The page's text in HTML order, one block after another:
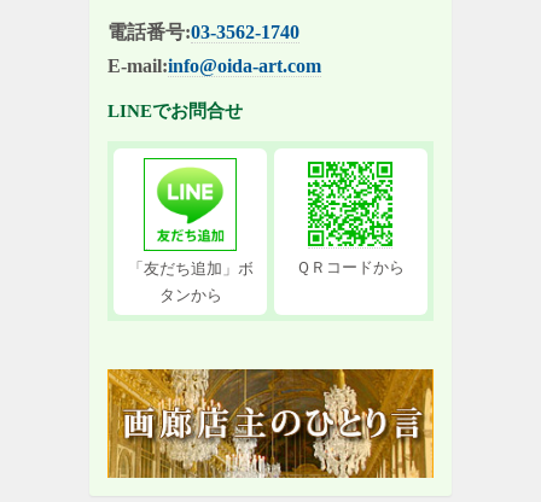
電話番号:03-3562-1740
E-mail:info@oida-art.com
LINEでお問合せ
「友だち追加」ボ
タンから
ＱＲコードから